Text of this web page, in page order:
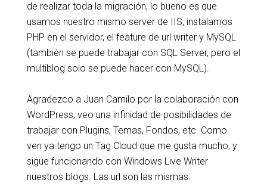
de realizar toda la migración, lo bueno es que
usamos nuestro mismo server de IIS, instalamos
PHP en el servidor, el feature de url writer y MySQL
(también se puede trabajar con SQL Server, pero el
multiblog solo se puede hacer con MySQL).
Agradezco a Juan Camilo por la colaboración con
WordPress, veo una infinidad de posibilidades de
trabajar con Plugins, Temas, Fondos, etc. Como
ven ya tengo un Tag Cloud que me gusta mucho, y
sigue funcionando con Windows Live Writer
nuestros blogs. Las url son las mismas: